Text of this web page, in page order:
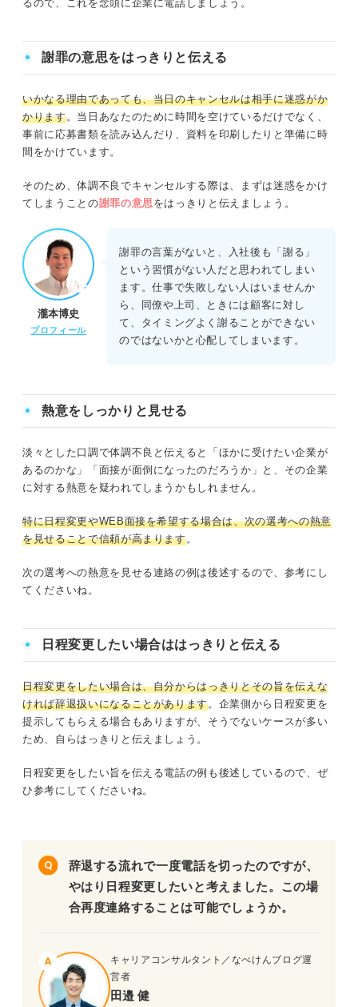
るので、これを念頭に企業に電話しましょう。
謝罪の意思をはっきりと伝える
いかなる理由であっても、当日のキャンセルは相手に迷惑がか
かります。当日あなたのために時間を空けているだけでなく、
事前に応募書類を読み込んだり、資料を印刷したりと準備に時
間をかけています。
そのため、体調不良でキャンセルする際は、まずは迷惑をかけ
てしまうことの謝罪の意思 をはっきりと伝えましょう。
瀧本博史
プロフィール
謝罪の言葉がないと、入社後も「謝る」
という習慣がない人だと思われてしまい
ます。仕事で失敗しない人はいませんか
ら、同僚や上司、ときには顧客に対し
て、タイミングよく謝ることができない
のではないかと心配してしまいます。
熱意をしっかりと見せる
淡々とした口調で体調不良と伝えると「ほかに受けたい企業が
あるのかな」「面接が面倒になったのだろうか」と、その企業
に対する熱意を疑われてしまうかもしれません。
特に日程変更やWEB面接を希望する場合は、次の選考への熱意
を見せることで信頼が高まります。
次の選考への熱意を見せる連絡の例は後述するので、参考にし
てくださいね。
日程変更したい場合ははっきりと伝える
日程変更をしたい場合は、自分からはっきりとその旨を伝えな
ければ辞退扱いになることがあります。企業側から日程変更を
提示してもらえる場合もありますが、そうでないケースが多い
ため、自らはっきりと伝えましょう。
日程変更をしたい旨を伝える電話の例も後述しているので、ぜ
ひ参考にしてくださいね。
辞退する流れで一度電話を切ったのですが、
やはり日程変更したいと考えました。この場
合再度連絡することは可能でしょうか。
キャリアコンサルタント／なべけんブログ運
営者
田邉 健